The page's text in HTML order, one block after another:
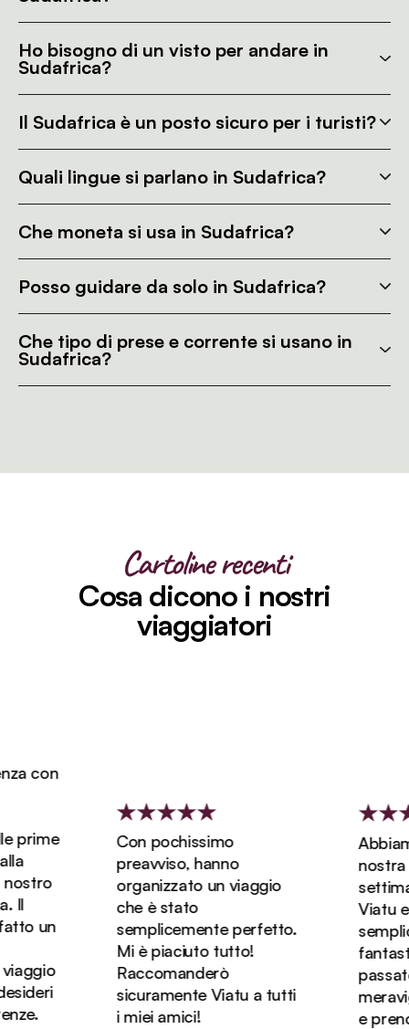
Ho bisogno di un visto per andare in
Sudafrica?
Il Sudafrica è un posto sicuro per i turisti?
Quali lingue si parlano in Sudafrica?
Che moneta si usa in Sudafrica?
Posso guidare da solo in Sudafrica?
Che tipo di prese e corrente si usano in
Sudafrica?
Cartoline recenti
Cosa dicono i nostri
viaggiatori
con
un
Con pochissimo
preavviso, hanno
organizzato un viaggio
che è stato
semplicemente perfetto.
Mi è piaciuto tutto!
Raccomanderò
sicuramente Viatu a tutti
i miei amici!
nostra
Viatu
e